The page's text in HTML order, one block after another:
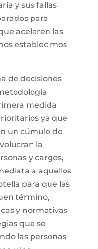
y sus fallas
para
aceleren las
establecimos
de decisiones
medida
ya que
un cúmulo de
la
y cargos,
a aquellos
para que las
término,
y normativas
que se
las personas